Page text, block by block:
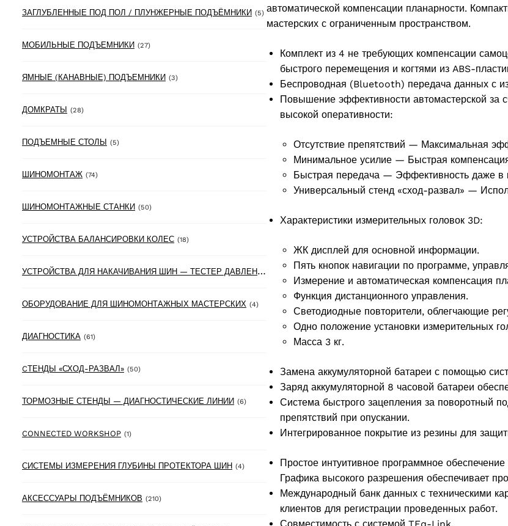
ЗАГЛУБЛЕННЫЕ ПОД ПОЛ / ПЛУНЖЕРНЫЕ ПОДЪЁМНИКИ (5)5 products
МОБИЛЬНЫЕ ПОДЪЕМНИКИ (27)27 products
ЯМНЫЕ (КАНАВНЫЕ) ПОДЪЕМНИКИ (3)3 products
ДОМКРАТЫ (28)28 products
ПОДЪЕМНЫЕ СТОЛЫ (5)5 products
ШИНОМОНТАЖ (74)74 products
ШИНОМОНТАЖНЫЕ СТАНКИ (50)50 products
УСТРОЙСТВА БАЛАНСИРОВКИ КОЛЕС (18)18 products
У
СТРОЙСТВА ДЛЯ НАКАЧИВАНИЯ ШИН — ТЕСТЕР ДАВЛЕНИЯ В ШИНАХ 2 products
ОБОРУДОВАНИЕ ДЛЯ ШИНОМОНТАЖНЫХ МАСТЕРСКИХ (4)4 products
ДИАГНОСТИКА (61)61 products
CТЕНДЫ «СХОД-РАЗВАЛ» (50)50 products
ТОРМОЗНЫЕ СТЕНДЫ — ДИАГНОСТИЧЕСКИЕ ЛИНИИ (6)6 products
CONNECTED WORKSHOP (1)1 product
СИСТЕМЫ ИЗМЕРЕНИЯ ГЛУБИНЫ ПРОТЕКТОРА ШИН (4)4 products
АКСЕССУАРЫ ПОДЪЁМНИКОВ (210)210 products
автоматической компенсации планарности.
мастерских с ограниченным пространством.
Комплект из 4 не требующих компенсации
быстрого перемещения и когтями из ABS-
Беспроводная (Bluetooth) передача данных с
Повышение эффективности автомастерской за
высокой оперативности:
Отсутствие препятствий — Максимальная
Минимальное усилие — Быстрая
Быстрая передача — Эффективность даже в
Универсальный стенд «сход-развал» —
Характеристики измерительных головок 3D:
ЖК дисплей для основной информации.
Пять кнопок навигации по программе,
Измерение и автоматическая компенсация
Функция дистанционного управления.
Светодиодные повторители, облегчающие
Одно положение установки измерительных
Масса 3 кг.
Замена аккумуляторной батареи с помощью
Заряд аккумуляторной 8 часовой батареи
Система быстрого зацепления за поворотный
препятствий при опускании.
Интегрированное покрытие из резины для
Простое интуитивное программное
Графика высокого разрешения обеспечивает
Международный банк данных с техническими
клиентов для регистрации проведенных работ.
Выберите Ваш регион